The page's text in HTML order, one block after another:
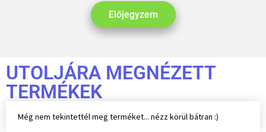
Előjegyzem
UTOLJÁRA MEGNÉZETT
TERMÉKEK
Még nem tekintettél meg terméket... nézz körül bátran :)